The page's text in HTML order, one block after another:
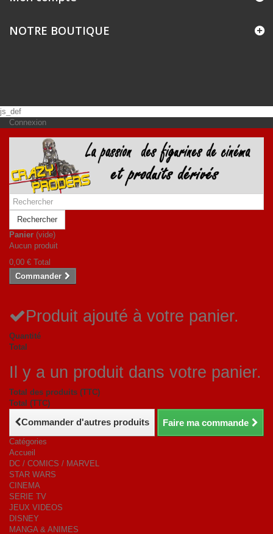
NOTRE BOUTIQUE
js_def
Connexion
Rechercher
Panier (vide)
Aucun produit
0,00 € Total
Commander
Produit ajouté à votre panier.
Quantité
Total
Il y a un produit dans votre panier.
Total des produits (TTC)
Total (TTC)
Commander d'autres produits Faire ma commande
Catégories
Accueil
DC / COMICS / MARVEL
STAR WARS
CINEMA
SERIE TV
JEUX VIDEOS
DISNEY
MANGA & ANIMES